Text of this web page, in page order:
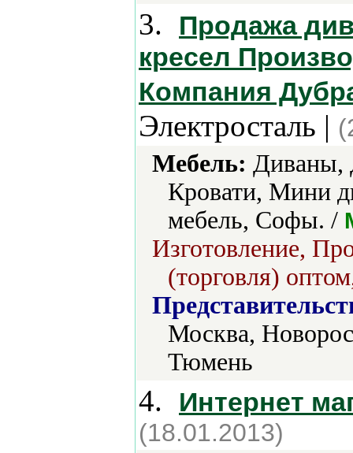
3.
Продажа
кресел
Компания
Электросталь |
Мебель: Диваны,
Кровати, Мини
мебель, Софы. /
Изготовление,
(торговля)
Москва,
Тюмень
4. Интернет
(18.01.2013)